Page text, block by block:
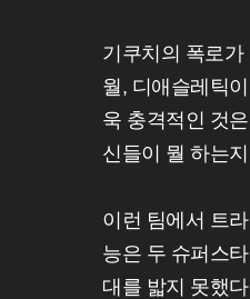
기쿠치의 폭로가
월, 디애슬레틱
욱 충격적인 것
신들이 뭘 하는
이런 팀에서 트
능은 두 슈퍼스
대를 밟지 못했